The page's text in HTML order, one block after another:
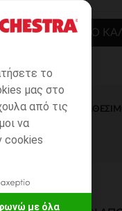
το
μας στο
από τις
να
cookies
με όλα
ΠΡΟΣΘΉΚΗ ΣΤΟ
ΆΜΕΣΗ